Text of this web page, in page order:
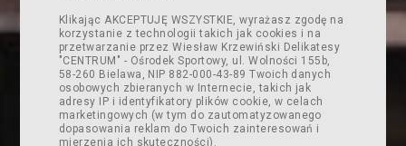
Klikając AKCEPTUJĘ WSZYSTKIE, wyrażasz zgodę na
korzystanie z technologii takich jak cookies i na
przetwarzanie przez Wiesław Krzewiński Delikatesy
"CENTRUM" - Ośrodek Sportowy, ul. Wolności 155b,
58-260 Bielawa, NIP 882-000-43-89 Twoich danych
osobowych zbieranych w Internecie, takich jak
adresy IP i identyfikatory plików cookie, w celach
marketingowych (w tym do zautomatyzowanego
dopasowania reklam do Twoich zainteresowań i
mierzenia ich skuteczności).